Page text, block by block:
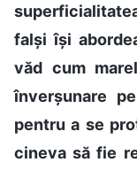
falși își
văd cum
înverșunare
pentru a se
cineva să fie